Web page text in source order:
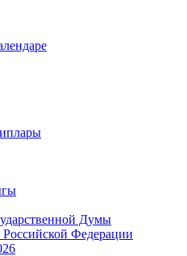
Думы
Федерации